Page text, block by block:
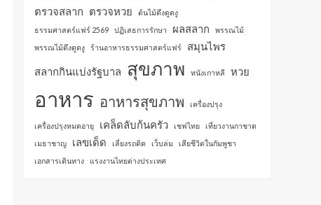
ตรวจสลาก ตรวจหวย
ต้นไม้ดึงดูดงู
ธรรมศาสตร์แฟร์ 2569
ปฏิเสธการรักษา ผลสลาก
พรรณไม้
พรรณไม้ดึงดูดงู
ร้านอาหารธรรมศาสตร์แฟร์
สมุนไพร
สลากกินแบ่งรัฐบาล สุขภาพ หนังเกาหลี หวย
อาหาร อาหารสุขภาพ เครื่องปรุง
เครื่องปรุงหมดอายุ เคล็ดลับก้นครัว เชฟไทย
เที่ยวงานกาชาด
เมธาชาญ
เลขเด็ด เลี่ยงรถติด เว็บล่ม
เสียชีวิตในกัมพูชา
เอกสารเดินทาง
แรงงานไทยต่างประเทศ